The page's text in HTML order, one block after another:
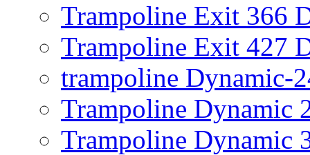
Trampoline Exit 366
Trampoline Exit 427
trampoline Dynamic-
Trampoline Dynamic
Trampoline Dynamic